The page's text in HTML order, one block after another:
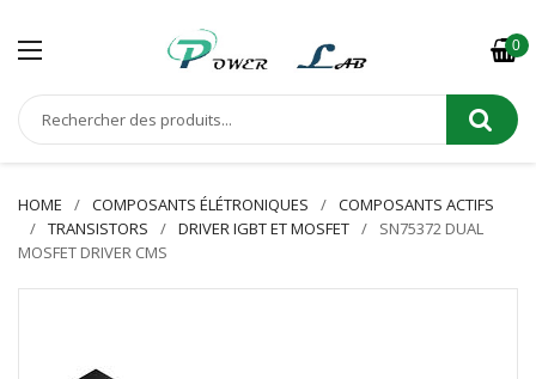
0
HOME COMPOSANTS ÉLÉTRONIQUES
COMPOSANTS ACTIFS
TRANSISTORS
DRIVER IGBT ET MOSFET
SN75372 DUAL
MOSFET DRIVER CMS